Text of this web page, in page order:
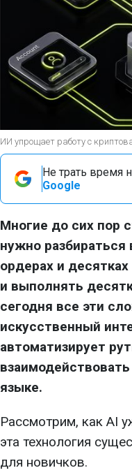
ИИ упрощает работу с
Не трать время
Google
Многие до сих пор
нужно разбираться
ордерах и
и выполнять
сегодня все эти
искусственный
автоматизирует
языке.
Рассмотрим, как AI
эта технология
для новичков.